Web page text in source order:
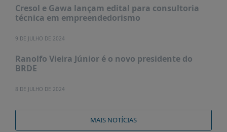
Cresol e Gawa lançam edital para consultoria
técnica em empreendedorismo
9 DE JULHO DE 2024
Ranolfo Vieira Júnior é o novo presidente do
BRDE
8 DE JULHO DE 2024
MAIS NOTÍCIAS